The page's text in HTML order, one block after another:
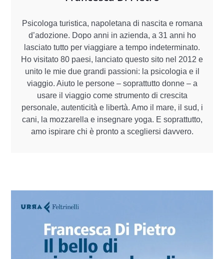
Psicologa turistica, napoletana di nascita e romana
d’adozione. Dopo anni in azienda, a 31 anni ho
lasciato tutto per viaggiare a tempo indeterminato.
Ho visitato 80 paesi, lanciato questo sito nel 2012 e
unito le mie due grandi passioni: la psicologia e il
viaggio. Aiuto le persone – soprattutto donne – a
usare il viaggio come strumento di crescita
personale, autenticità e libertà. Amo il mare, il sud, i
cani, la mozzarella e insegnare yoga. E soprattutto,
amo ispirare chi è pronto a scegliersi davvero.